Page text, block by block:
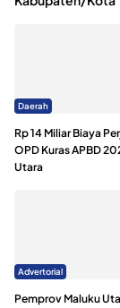
Daerah
Rp 14 Miliar Biaya
OPD Kuras APBD
Utara
Advertorial
Pemprov Maluku